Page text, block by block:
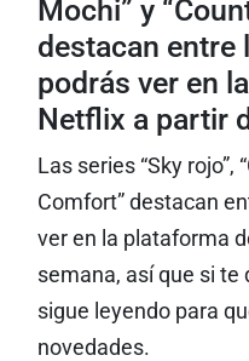
Mochi” y
destacan entre
podrás ver en
Netflix a partir
Las series “Sky rojo”,
Comfort” destacan
ver en la plataforma
semana, así que si te
sigue leyendo para
novedades.